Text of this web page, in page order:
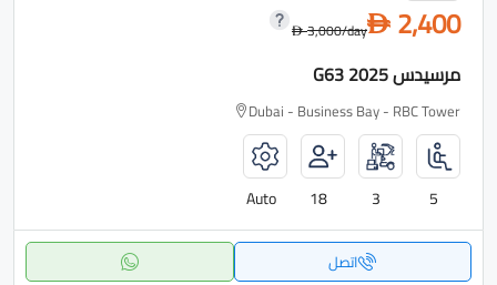
D 2,400
D3,000/day
مرسيدس G63 2025
Dubai - Business Bay - RBC Tower
5
3
18
Auto
اتصل